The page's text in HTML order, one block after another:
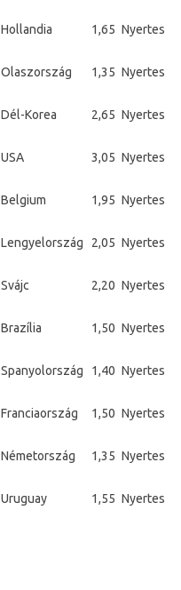
Hollandia 1,65 Nyertes
Olaszország 1,35 Nyertes
Dél-Korea 2,65 Nyertes
USA 3,05 Nyertes
Belgium 1,95 Nyertes
Lengyelország 2,05 Nyertes
Svájc 2,20 Nyertes
Brazília 1,50 Nyertes
Spanyolország 1,40 Nyertes
Franciaország 1,50 Nyertes
Németország 1,35 Nyertes
Uruguay 1,55 Nyertes